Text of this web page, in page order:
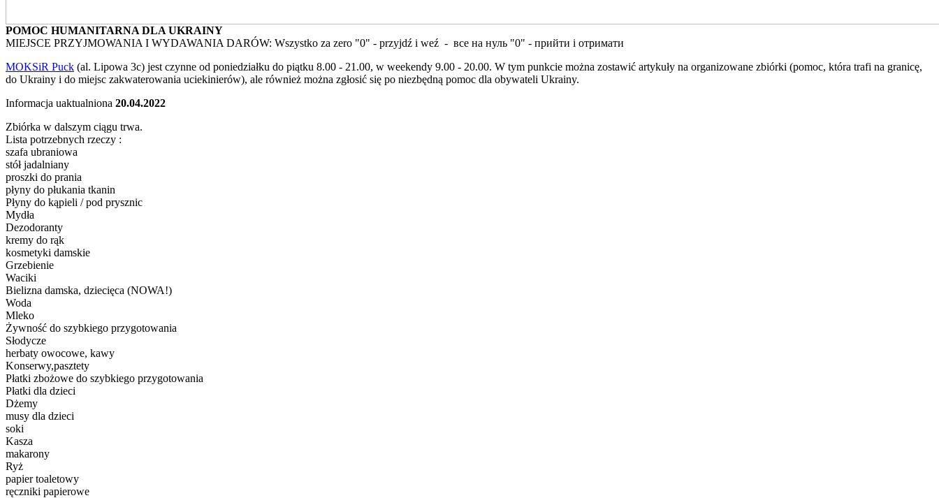
POMOC HUMANITARNA DLA UKRAINY
MIEJSCE PRZYJMOWANIA I WYDAWANIA DARÓW: Wszystko za zero "0" - przyjdź i weź - все на нуль "0" - прийти і отримати
MOKSiR Puck (al. Lipowa 3c) jest czynne od poniedziałku do piątku 8.00 - 21.00, w weekendy 9.00 - 20.00. W tym punkcie można zostawić artykuły na organizowane zbiórki (pomoc, która trafi na granicę,
do Ukrainy i do miejsc zakwaterowania uciekinierów), ale również można zgłosić się po niezbędną pomoc dla obywateli Ukrainy.
Informacja uaktualniona 20.04.2022
Zbiórka w dalszym ciągu trwa.
Lista potrzebnych rzeczy :
szafa ubraniowa
stół jadalniany
proszki do prania
płyny do płukania tkanin
Płyny do kąpieli / pod prysznic
Mydła
Dezodoranty
kremy do rąk
kosmetyki damskie
Grzebienie
Waciki
Bielizna damska, dziecięca (NOWA!)
Woda
Mleko
Żywność do szybkiego przygotowania
Słodycze
herbaty owocowe, kawy
Konserwy,pasztety
Płatki zbożowe do szybkiego przygotowania
Płatki dla dzieci
Dżemy
musy dla dzieci
soki
Kasza
makarony
Ryż
papier toaletowy
ręczniki papierowe